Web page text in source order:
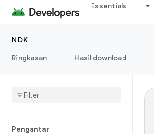
Essentials
NDK
Ringkasan
Hasil download
Pengantar